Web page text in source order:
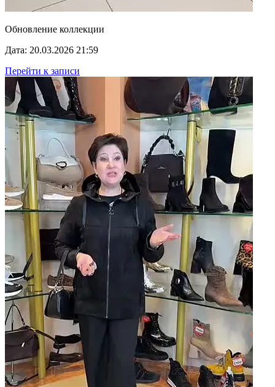
Обновление коллекции
Дата: 20.03.2026 21:59
Перейти к записи